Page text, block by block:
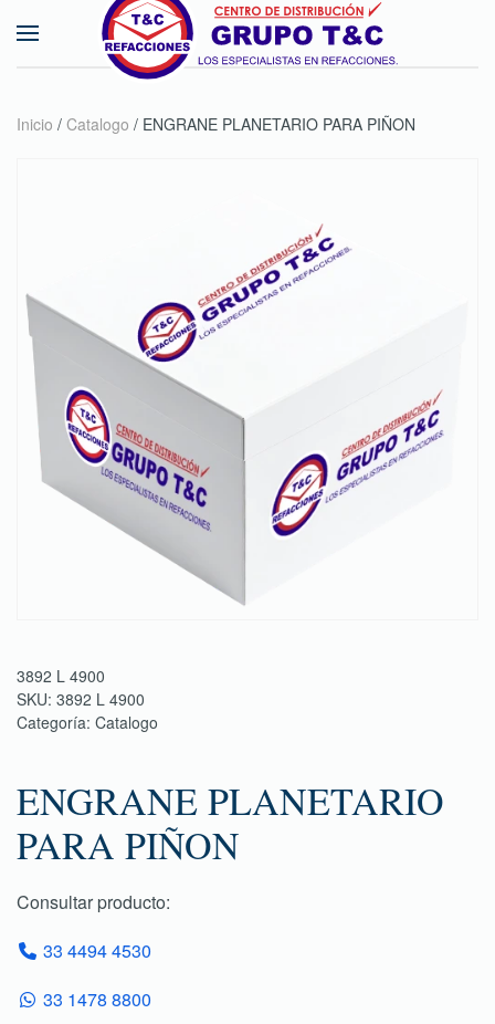
Skip to main content
Inicio / Catalogo / ENGRANE PLANETARIO PARA PIÑON
3892 L 4900
SKU: 3892 L 4900
Categoría: Catalogo
ENGRANE PLANETARIO
PARA PIÑON
Consultar producto:
33 4494 4530
33 1478 8800